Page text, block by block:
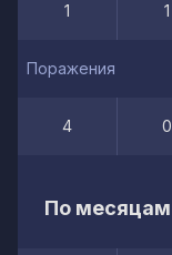
1 1
Поражения
4 0
По месяцам